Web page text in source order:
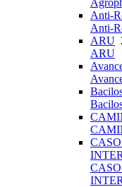
Anti-
Anti-
ARU
ARU